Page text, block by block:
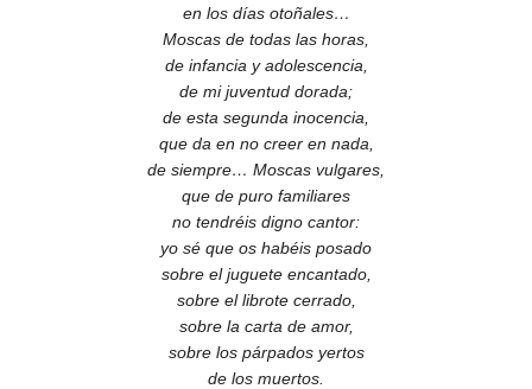
en los días otoñales…
Moscas de todas las horas,
de infancia y adolescencia,
de mi juventud dorada;
de esta segunda inocencia,
que da en no creer en nada,
de siempre… Moscas vulgares,
que de puro familiares
no tendréis digno cantor:
yo sé que os habéis posado
sobre el juguete encantado,
sobre el librote cerrado,
sobre la carta de amor,
sobre los párpados yertos
de los muertos.